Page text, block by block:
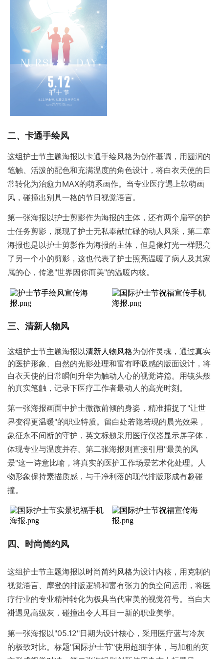
二、卡通手绘风
这组护士节主题海报以卡通手绘风格为创作基调，用圆润的
笔触、活泼的配色和充满温度的角色设计，将白衣天使的日
常转化为治愈力MAX的萌系画作。当专业医疗遇上软萌画
风，碰撞出别具一格的节日视觉语言。
第一张海报以护士剪影作为海报的主体，还有两个扁平的护
士任务剪影，展现了护士无私奉献忙碌的动人风采，第二章
海报也是以护士剪影作为海报的主体，但是像灯光一样照亮
了另一个小的剪影，这也代表了护士照亮温暖了病人及其家
属的心， 传递"世界因你而美"的温暖内核。
三、清新人物风
这组护士节主题海报以清新人物风格为创作灵魂，通过真实
的医护形象、自然的光影处理和富有呼吸感的版面设计，将
白衣天使的日常瞬间升华为触动人心的视觉诗篇。用镜头般
的真实笔触，记录下医疗工作者最动人的高光时刻。
第一张海报画面中护士微微前倾的身姿，精准捕捉了"让世
界变得更温暖"的职业特质。留白处若隐若现的晨光效果，
象征永不间断的守护，英文标题采用医疗仪器显示屏字体，
体现专业与温度并存。 第二张海报则直接引用"最美的风
景"这一诗意比喻，将真实的医护工作场景艺术化处理。人
物形象保持素描质感，与干净利落的现代排版形成有趣碰
撞。
四、时尚简约风
这组护士节主题海报以时尚简约风格为设计内核，用克制的
视觉语言、摩登的排版逻辑和富有张力的负空间运用，将医
疗行业的专业精神转化为极具当代审美的视觉符号。当白大
褂遇见高级灰，碰撞出令人耳目一新的职业美学。
第一张海报以"05.12"日期为设计核心，采用医疗蓝与冷灰
的极致对比。标题"国际护士节"使用超细字体，与加粗的英